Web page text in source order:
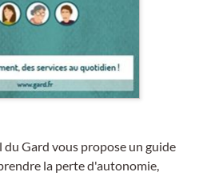
Gard vous propose un guide
la perte d'autonomie,